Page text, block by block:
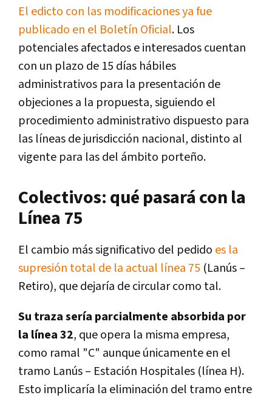
El edicto con las modificaciones ya fue
publicado en el Boletín Oficial. Los
potenciales afectados e interesados cuentan
con un plazo de 15 días hábiles
administrativos para la presentación de
objeciones a la propuesta, siguiendo el
procedimiento administrativo dispuesto para
las líneas de jurisdicción nacional, distinto al
vigente para las del ámbito porteño.
Colectivos: qué pasará con la
Línea 75
El cambio más significativo del pedido es la
supresión total de la actual línea 75 (Lanús –
Retiro), que dejaría de circular como tal.
Su traza sería parcialmente absorbida por
la línea 32, que opera la misma empresa,
como ramal "C" aunque únicamente en el
tramo Lanús – Estación Hospitales (línea H).
Esto implicaría la eliminación del tramo entre